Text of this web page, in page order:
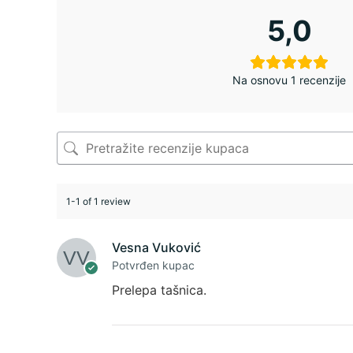
5,0
Na osnovu 1 recenzije
1-1 of 1 review
Vesna Vuković
Potvrđen kupac
Prelepa tašnica.